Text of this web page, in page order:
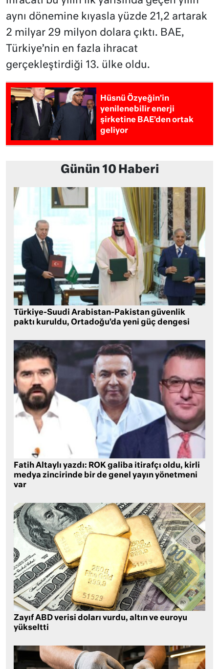
aynı dönemine kıyasla yüzde 21,2 artarak
2 milyar 29 milyon dolara çıktı. BAE,
Türkiye’nin en fazla ihracat
gerçekleştirdiği 13. ülke oldu.
Hüsnü Özyeğin’in
yenilenebilir enerji
şirketine BAE’den ortak
geliyor
Günün 10 Haberi
Türkiye-Suudi Arabistan-Pakistan güvenlik
paktı kuruldu, Ortadoğu’da yeni güç dengesi
Fatih Altaylı yazdı: ROK galiba itirafçı oldu, kirli
medya zincirinde bir de genel yayın yönetmeni
var
Zayıf ABD verisi doları vurdu, altın ve euroyu
yükseltti